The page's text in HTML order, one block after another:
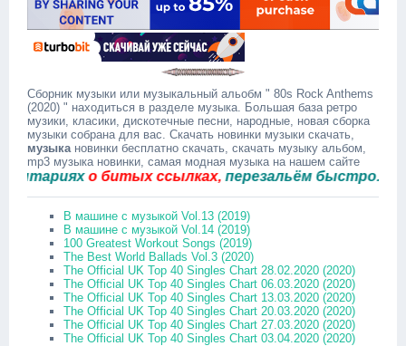
Сборник музыки или музыкальный альобм " 80s Rock Anthems
(2020) " находиться в разделе музыка. Большая база ретро
музики, класики, дискотечные песни, народные, новая сборка
музыки собрана для вас. Скачать новинки музыки скачать,
музыкановинки бесплатно скачать, скачать музыку альбом,
mp3 музыка новинки, самая модная музыка на нашем сайте
о битых ссылках,перезальём быстро.
В машине с музыкой Vol.13 (2019)
В машине с музыкой Vol.14 (2019)
100 Greatest Workout Songs (2019)
The Best World Ballads Vol.3 (2020)
The Official UK Top 40 Singles Chart 28.02.2020 (2020)
The Official UK Top 40 Singles Chart 06.03.2020 (2020)
The Official UK Top 40 Singles Chart 13.03.2020 (2020)
The Official UK Top 40 Singles Chart 20.03.2020 (2020)
The Official UK Top 40 Singles Chart 27.03.2020 (2020)
The Official UK Top 40 Singles Chart 03.04.2020 (2020)